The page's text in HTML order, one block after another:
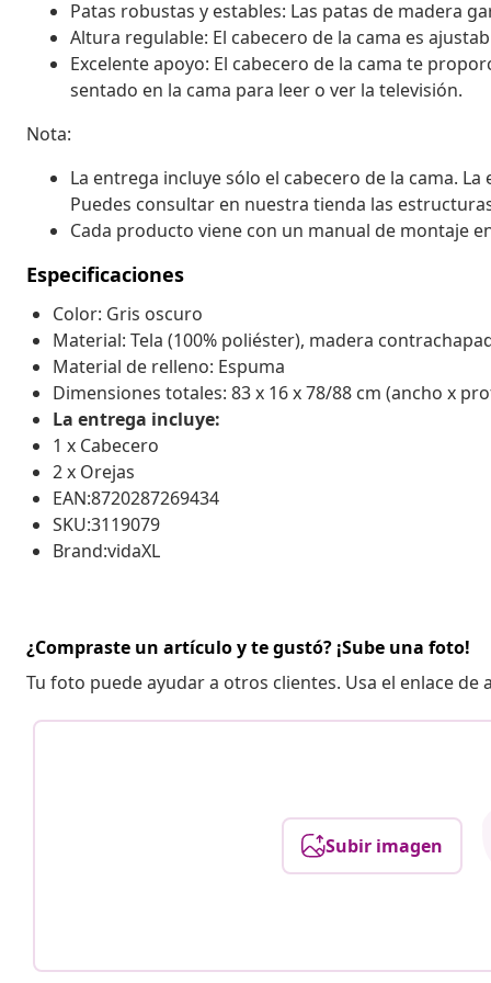
Patas robustas y estables: Las patas de madera
Altura regulable: El cabecero de la cama es
Excelente apoyo: El cabecero de la cama te
sentado en la cama para leer o ver la televisión.
Nota:
La entrega incluye sólo el cabecero de la cama.
Puedes consultar en nuestra tienda las
Cada producto viene con un manual de montaje
Especificaciones
Color: Gris oscuro
Material: Tela (100% poliéster), madera
Material de relleno: Espuma
Dimensiones totales: 83 x 16 x 78/88 cm (ancho x
La entrega incluye:
1 x Cabecero
2 x Orejas
EAN:8720287269434
SKU:3119079
Brand:vidaXL
¿Compraste un artículo y te gustó? ¡Sube una foto!
Tu foto puede ayudar a otros clientes. Usa el enlace de
Subir imagen